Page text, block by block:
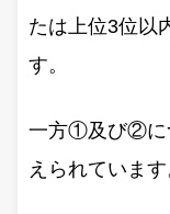
たは上位3位以
す。
一方①及び②に
えられています